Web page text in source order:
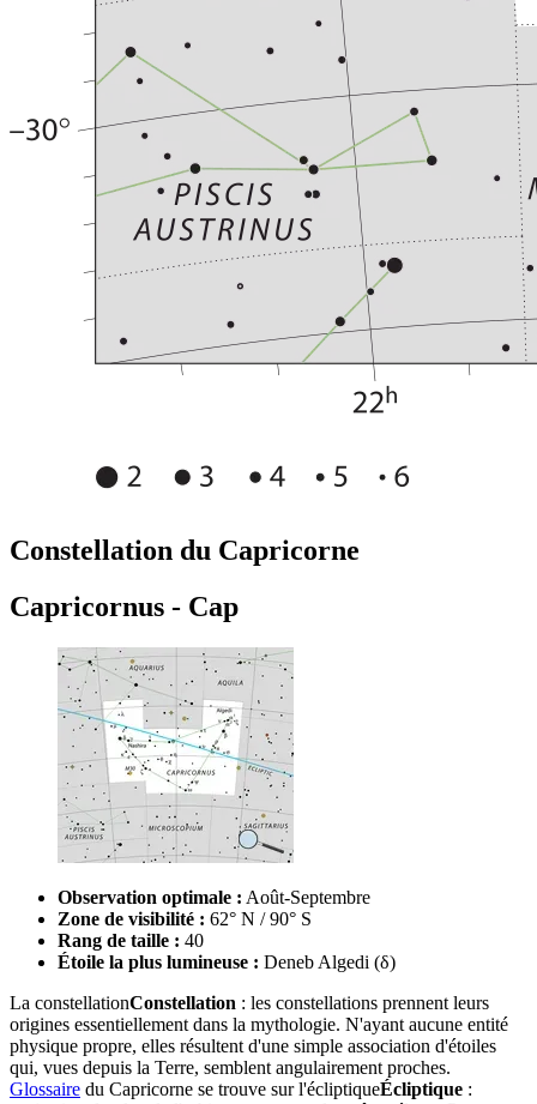
Constellation du Capricorne
Capricornus - Cap
Observation optimale : Août-Septembre
Zone de visibilité : 62° N / 90° S
Rang de taille : 40
Étoile la plus lumineuse : Deneb Algedi (δ)
La constellationConstellation : les constellations prennent leurs
origines essentiellement dans la mythologie. N'ayant aucune entité
physique propre, elles résultent d'une simple association d'étoiles
qui, vues depuis la Terre, semblent angulairement proches.
Glossaire du Capricorne se trouve sur l'écliptiqueÉcliptique :